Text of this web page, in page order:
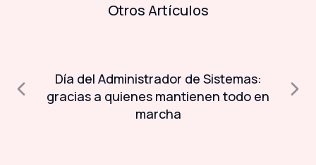
Otros Artículos
Día del Administrador de Sistemas:
gracias a quienes mantienen todo en
marcha